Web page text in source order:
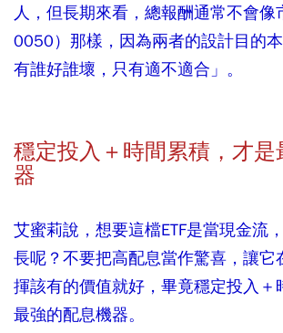
人，但長期來看，總報酬通常不會像
0050）那樣，因為兩者的設計目的
有誰好誰壞，只有適不適合」。
穩定投入＋時間累積，才是
器
艾蜜莉說，想要這檔ETF是當現金流
長呢？不要把高配息當作驚喜，讓它
揮該有的價值就好，畢竟穩定投入＋
最強的配息機器。